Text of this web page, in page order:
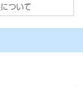
ついて